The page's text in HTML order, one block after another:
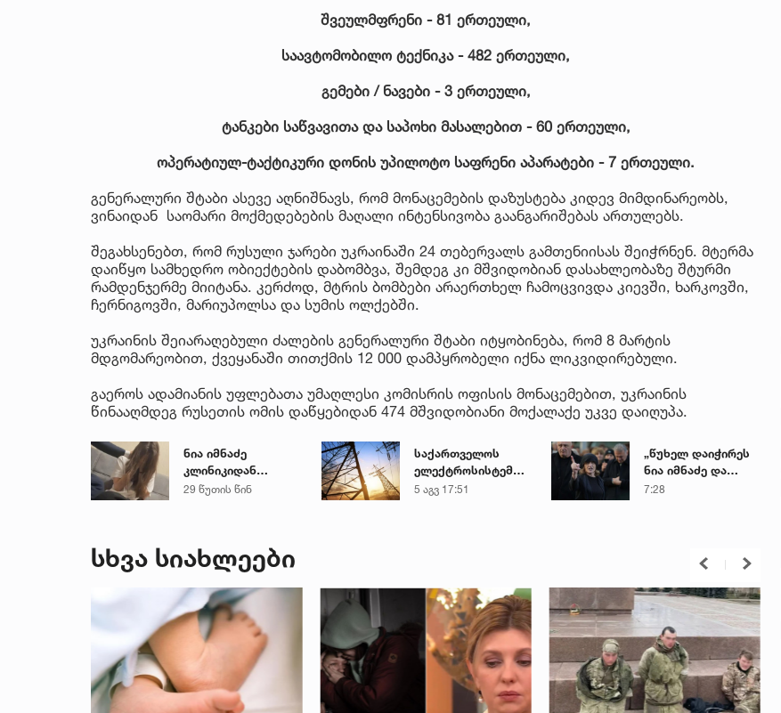
შვეულმფრენი - 81 ერთეული,
საავტომობილო ტექნიკა - 482 ერთეული,
გემები / ნავები - 3 ერთეული,
ტანკები საწვავითა და საპოხი მასალებით - 60 ერთეული,
ოპერატიულ-ტაქტიკური დონის უპილოტო საფრენი აპარატები - 7 ერთეული.
გენერალური შტაბი ასევე აღნიშნავს, რომ მონაცემების დაზუსტება კიდევ მიმდინარეობს,
ვინაიდან საომარი მოქმედებების მაღალი ინტენსივობა გაანგარიშებას ართულებს.
შეგახსენებთ, რომ რუსული ჯარები უკრაინაში 24 თებერვალს გამთენიისას შეიჭრნენ. მტერმა
დაიწყო სამხედრო ობიექტების დაბომბვა, შემდეგ კი მშვიდობიან დასახლეობაზე შტურმი
რამდენჯერმე მიიტანა. კერძოდ, მტრის ბომბები არაერთხელ ჩამოცვივდა კიევში, ​​ხარკოვში,
ჩერნიგოვში, მარიუპოლსა და სუმის ოლქებში.
უკრაინის შეიარაღებული ძალების გენერალური შტაბი იტყობინება, რომ 8 მარტის
მდგომარეობით, ქვეყანაში თითქმის 12 000 დამპყრობელი იქნა ლიკვიდირებული.
გაეროს ადამიანის უფლებათა უმაღლესი კომისრის ოფისის მონაცემებით, უკრაინის
წინააღმდეგ რუსეთის ომის დაწყებიდან 474 მშვიდობიანი მოქალაქე უკვე დაიღუპა.
ნია იმნაძე
კლინიკიდან
ზაჰესის დროებითი
29 წუთის წინ
საქართველოს
ელექტროსისტემა
სპეციალურ
5 აგვ 17:51
„წუხელ დაიჭირეს
ნია იმნაძე და
ანასტასია
ვერ შევედი...“ -
რას წერს ეკა
კუპატაძე
7:28
სხვა სიახლეები